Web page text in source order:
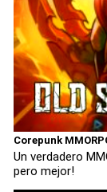
Corepunk
Un verdadero
pero mejor!